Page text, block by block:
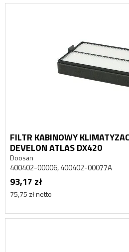
FILTR KABINOWY
DEVELON ATLAS DX420
Doosan
400402-00006, 400402-00077A
93,17 zł
75,75 zł netto